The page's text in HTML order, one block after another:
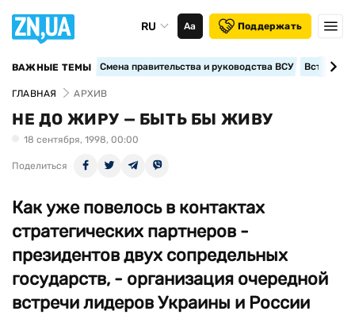
RU Аа Поддержать
ВАЖНЫЕ ТЕМЫ Смена правительства и руководства ВСУ
ГЛАВНАЯ АРХИВ
НЕ ДО ЖИРУ — БЫТЬ БЫ ЖИВУ
18 сентября, 1998, 00:00
Поделиться
Как уже повелось в контактах
стратегических партнеров -
президентов двух сопредельных
государств, - организация очередной
встречи лидеров Украины и России